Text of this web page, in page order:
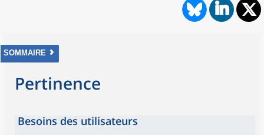
SOMMAIRE
Pertinence
Besoins des utilisateurs